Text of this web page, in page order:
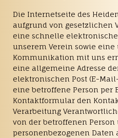
Die Internetseite des
aufgrund von gesetzlichen
eine schnelle
unserem Verein sowie
Kommunikation mit uns
eine allgemeine Adresse
elektronischen Post (E-
eine betroffene Person per
Kontaktformular den
Verarbeitung
von der betroffenen
personenbezogenen